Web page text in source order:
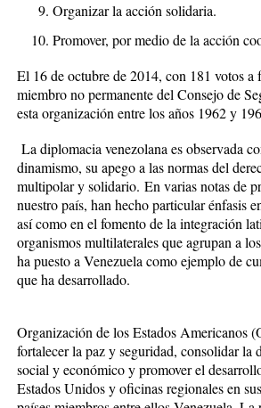
Organizar la acción solidaria.
Promover, por medio de la acción
El 16 de octubre de 2014, con 181 votos
miembro no permanente del Consejo de
esta organización entre los años 1962 y
La diplomacia venezolana es observada
dinamismo, su apego a las normas del
multipolar y solidario. En varias notas de
nuestro país, han hecho particular énfasis
así como en el fomento de la integración
organismos multilaterales que agrupan a
ha puesto a Venezuela como ejemplo de
que ha desarrollado.
Organización de los Estados Americanos
fortalecer la paz y seguridad, consolidar la
social y económico y promover el
Estados Unidos y oficinas regionales en